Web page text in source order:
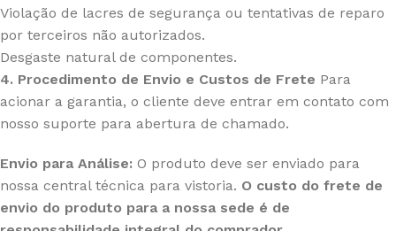
Violação de lacres de segurança ou tentativas de reparo
por terceiros não autorizados.
Desgaste natural de componentes.
4. Procedimento de Envio e Custos de Frete Para
acionar a garantia, o cliente deve entrar em contato com
nosso suporte para abertura de chamado.
Envio para Análise: O produto deve ser enviado para
nossa central técnica para vistoria. O custo do frete de
envio do produto para a nossa sede é de